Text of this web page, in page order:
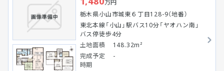
万円
栃木県小山市城東６丁目128-9（地番）
東北本線「小山」駅バス10分「ヤオハン南」
バス停徒歩4分
土地面積
148.32m²
完成予定
時期
-